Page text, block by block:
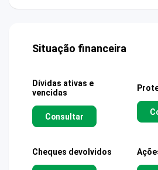
Situação financeira
Dívidas ativas e
vencidas
Consultar
Cheques devolvidos